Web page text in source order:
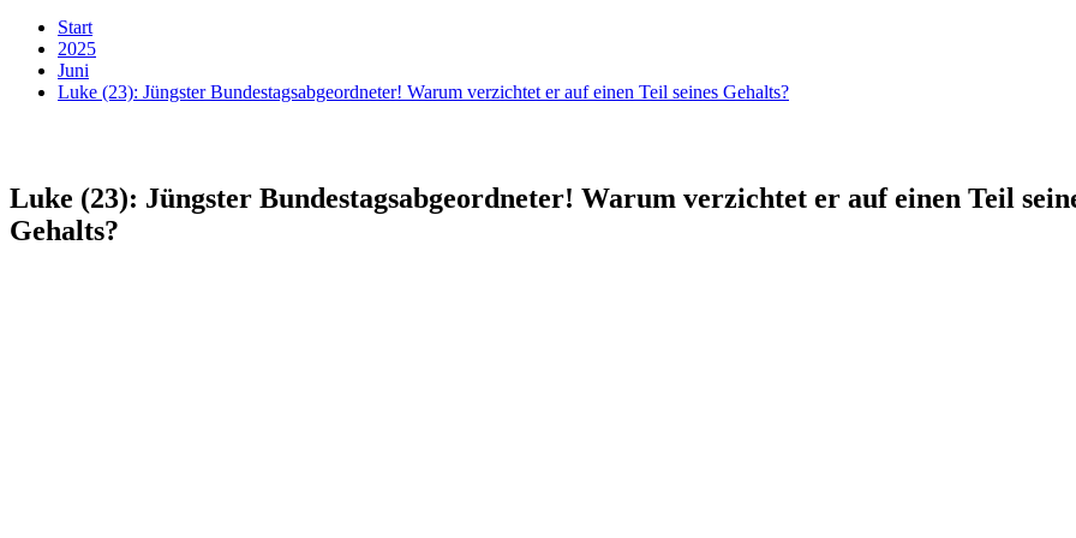
Start
2025
Juni
Luke (23): Jüngster Bundestagsabgeordneter! Warum verzichtet er auf einen Teil seines Gehalts?
Luke (23): Jüngster Bundestagsabgeordneter! Warum verzichtet er auf einen Teil
Gehalts?